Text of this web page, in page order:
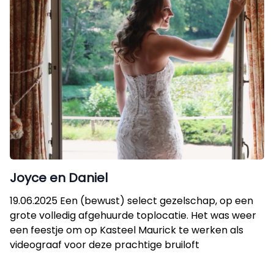
Joyce en Daniel
19.06.2025 Een (bewust) select gezelschap, op een
grote volledig afgehuurde toplocatie. Het was weer
een feestje om op Kasteel Maurick te werken als
videograaf voor deze prachtige bruiloft